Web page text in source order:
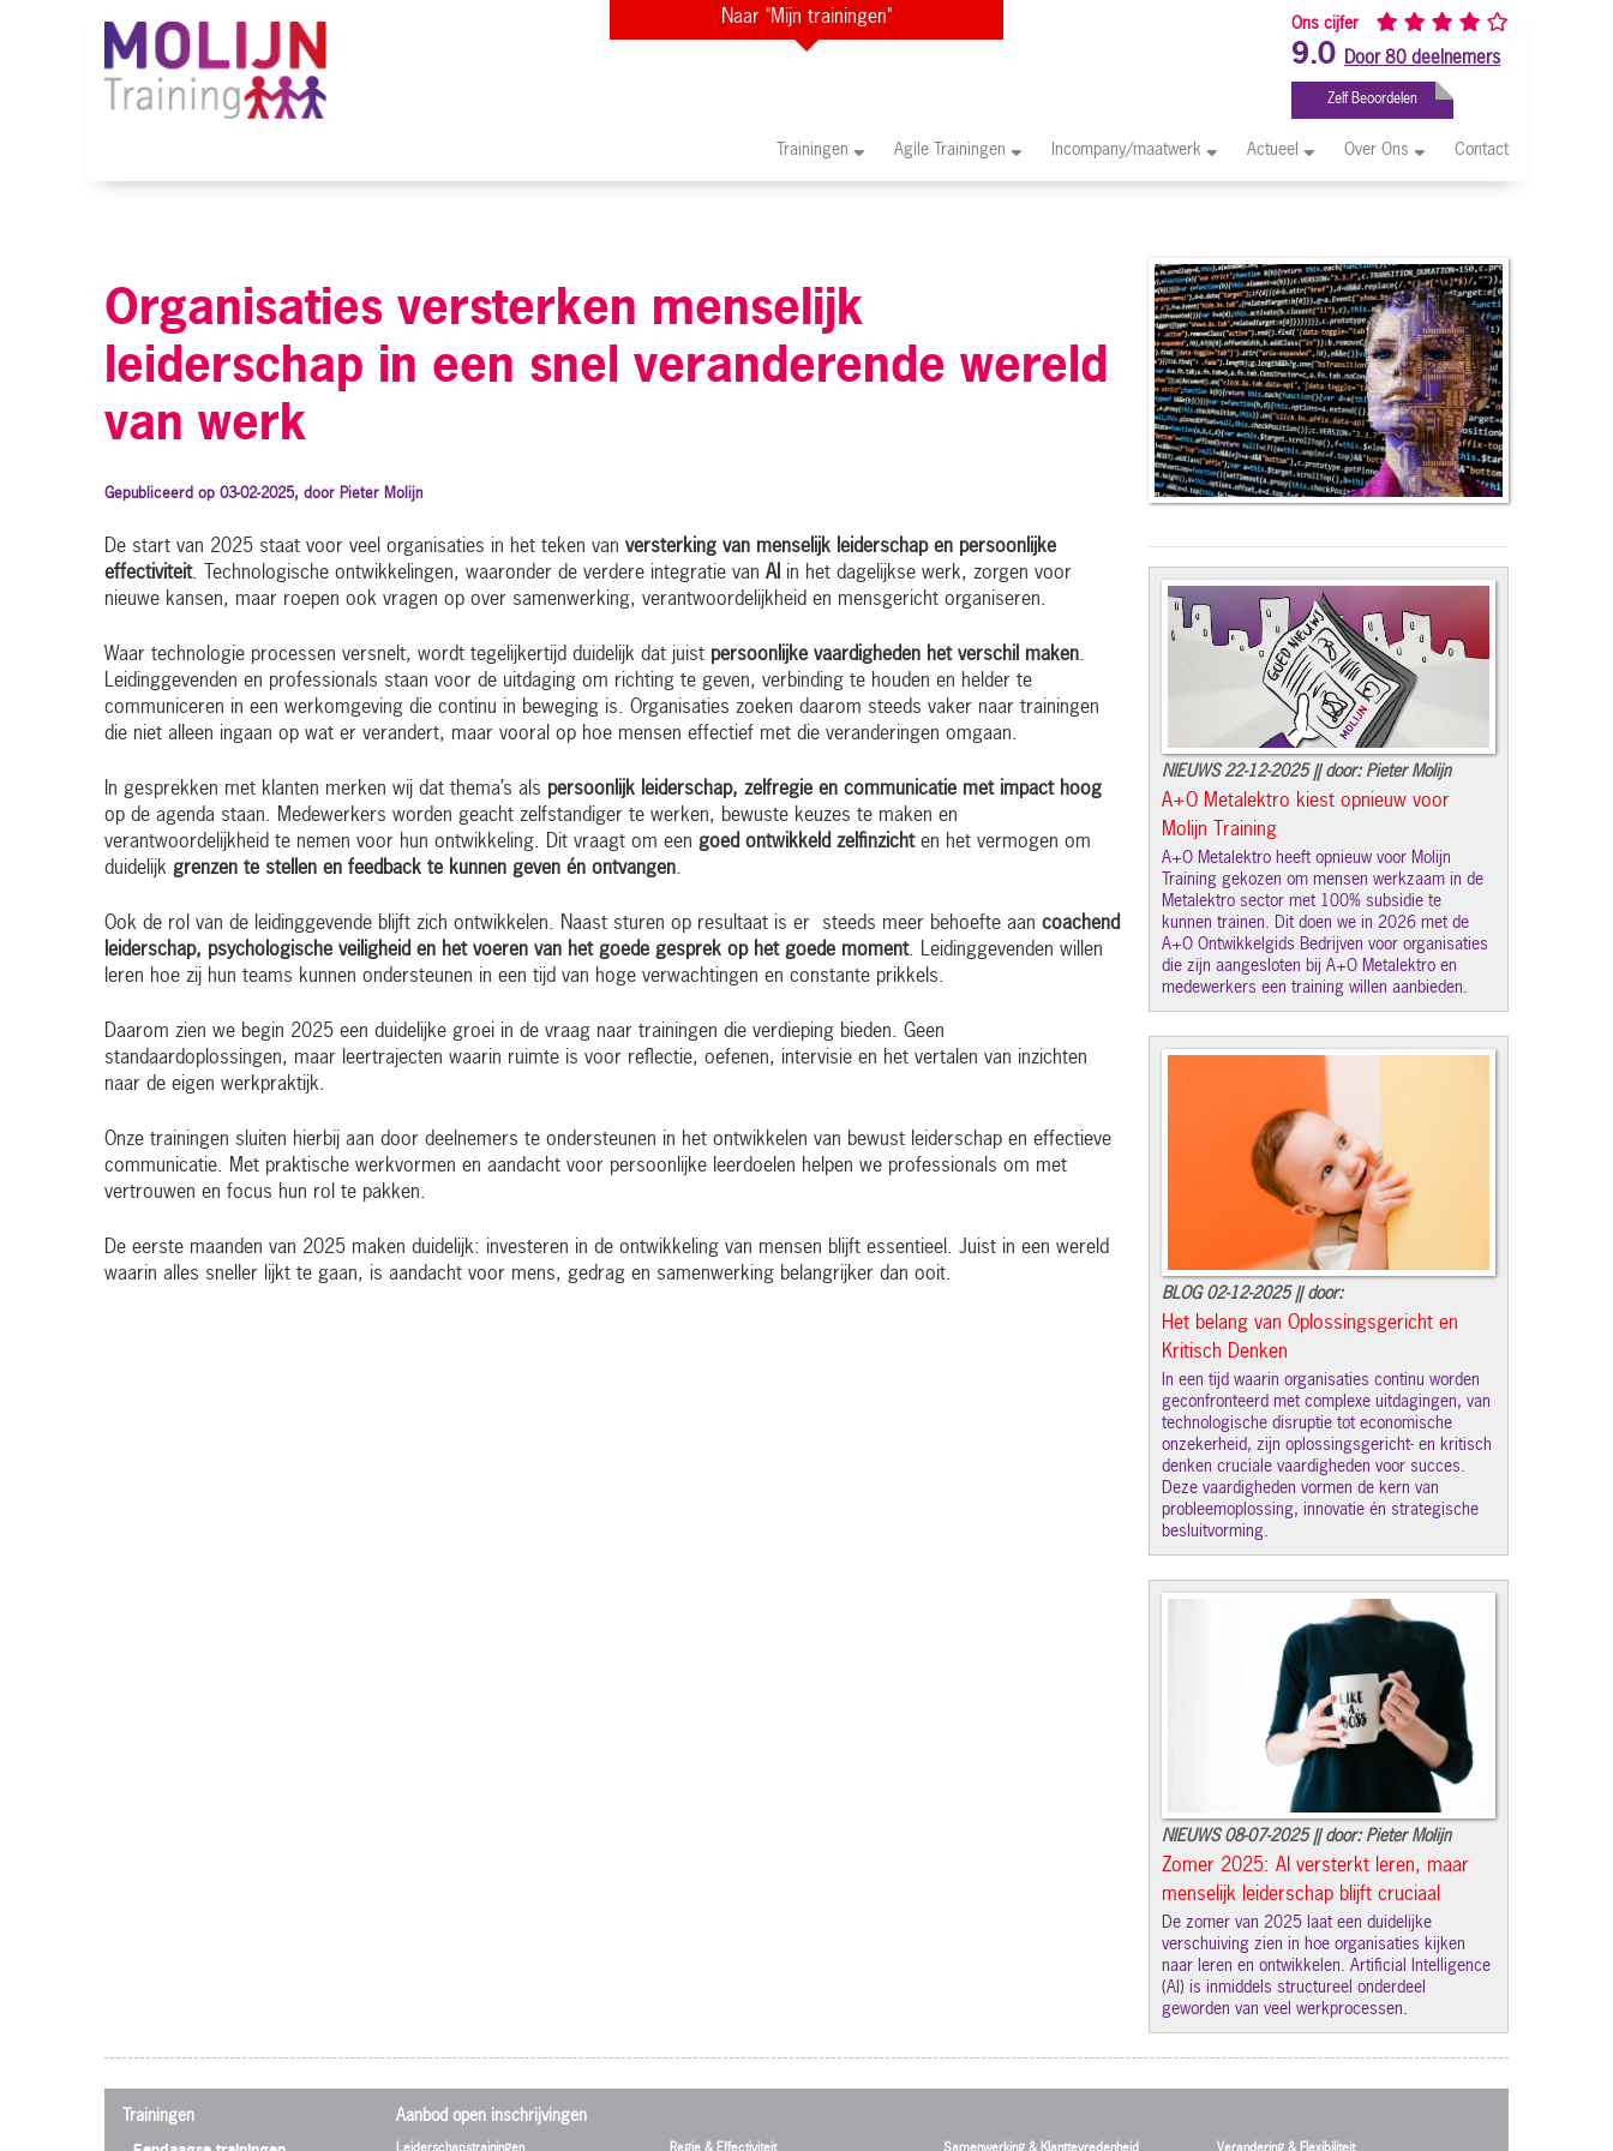
Naar "Mijn trainingen" Ons cijfer
9.0 Door 80 deelnemers
Zelf Beoordelen
Trainingen Agile Trainingen Incompany/maatwerk Actueel Over Ons Contact
Organisaties versterken menselijk
leiderschap in een snel veranderende wereld
van werk
Gepubliceerd op 03-02-2025, door Pieter Molijn
De start van 2025 staat voor veel organisaties in het teken van versterking van menselijk leiderschap en persoonlijke
effectiviteit. Technologische ontwikkelingen, waaronder de verdere integratie van AI in het dagelijkse werk, zorgen voor
nieuwe kansen, maar roepen ook vragen op over samenwerking, verantwoordelijkheid en mensgericht organiseren.
Waar technologie processen versnelt, wordt tegelijkertijd duidelijk dat juist persoonlijke vaardigheden het verschil maken.
Leidinggevenden en professionals staan voor de uitdaging om richting te geven, verbinding te houden en helder te
communiceren in een werkomgeving die continu in beweging is. Organisaties zoeken daarom steeds vaker naar trainingen
die niet alleen ingaan op wat er verandert, maar vooral op hoe mensen effectief met die veranderingen omgaan.
In gesprekken met klanten merken wij dat thema’s als persoonlijk leiderschap, zelfregie en communicatie met impact hoog
op de agenda staan. Medewerkers worden geacht zelfstandiger te werken, bewuste keuzes te maken en
verantwoordelijkheid te nemen voor hun ontwikkeling. Dit vraagt om een goed ontwikkeld zelfinzichten het vermogen om
duidelijk grenzen te stellen en feedback te kunnen geven én ontvangen.
Ook de rol van de leidinggevende blijft zich ontwikkelen. Naast sturen op resultaat is er steeds meer behoefte aan coachend
leiderschap, psychologische veiligheid en het voeren van het goede gesprek op het goede moment. Leidinggevenden willen
leren hoe zij hun teams kunnen ondersteunen in een tijd van hoge verwachtingen en constante prikkels.
Daarom zien we begin 2025 een duidelijke groei in de vraag naar trainingen die verdieping bieden. Geen
standaardoplossingen, maar leertrajecten waarin ruimte is voor reflectie, oefenen, intervisie en het vertalen van inzichten
naar de eigen werkpraktijk.
Onze trainingen sluiten hierbij aan door deelnemers te ondersteunen in het ontwikkelen van bewust leiderschap en effectieve
communicatie. Met praktische werkvormen en aandacht voor persoonlijke leerdoelen helpen we professionals om met
vertrouwen en focus hun rol te pakken.
De eerste maanden van 2025 maken duidelijk: investeren in de ontwikkeling van mensen blijft essentieel. Juist in een wereld
waarin alles sneller lijkt te gaan, is aandacht voor mens, gedrag en samenwerking belangrijker dan ooit.
NIEUWS 22-12-2025 || door: Pieter Molijn
A+O Metalektro kiest opnieuw voor
Molijn Training
A+O Metalektro heeft opnieuw voor Molijn
Training gekozen om mensen werkzaam in de
Metalektro sector met 100% subsidie te
kunnen trainen. Dit doen we in 2026 met de
A+O Ontwikkelgids Bedrijven voor organisaties
die zijn aangesloten bij A+O Metalektro en
medewerkers een training willen aanbieden.
BLOG 02-12-2025 || door:
Het belang van Oplossingsgericht en
Kritisch Denken
In een tijd waarin organisaties continu worden
geconfronteerd met complexe uitdagingen, van
technologische disruptie tot economische
onzekerheid, zijn oplossingsgericht- en kritisch
denken cruciale vaardigheden voor succes.
Deze vaardigheden vormen de kern van
probleemoplossing, innovatie én strategische
besluitvorming.
NIEUWS 08-07-2025 || door: Pieter Molijn
Zomer 2025: AI versterkt leren, maar
menselijk leiderschap blijft cruciaal
De zomer van 2025 laat een duidelijke
verschuiving zien in hoe organisaties kijken
naar leren en ontwikkelen. Artificial Intelligence
(AI) is inmiddels structureel onderdeel
geworden van veel werkprocessen.
Trainingen Aanbod open inschrijvingen